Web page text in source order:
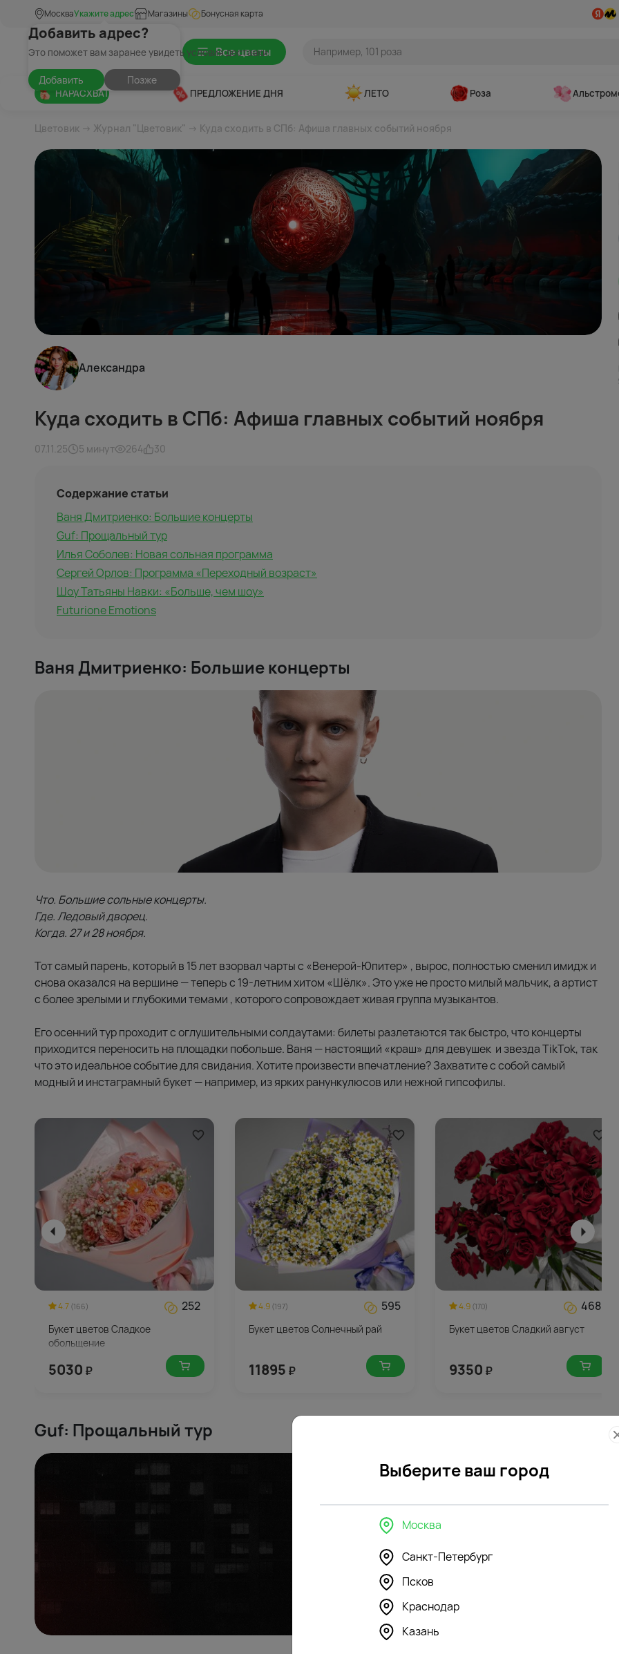
МоскваУкажите адрес
Добавить адрес?
Это поможет вам заранее увидеть условия доставки
Добавить Позже
Магазины Бонусная карта
Все цветы
НАРАСХВАТ ПРЕДЛОЖЕНИЕ ДНЯ ЛЕТО Роза
Цветовик → Журнал "Цветовик" → Куда сходить в СПб: Афиша главных событий ноября
Александра
Куда сходить в СПб: Афиша главных событий ноября
07.11.25 5 минут 264 30
Содержание статьи
Ваня Дмитриенко: Большие концерты
Guf: Прощальный тур
Илья Соболев: Новая сольная программа
Сергей Орлов: Программа «Переходный возраст»
Шоу Татьяны Навки: «Больше, чем шоу»
Futurione Emotions
Ваня Дмитриенко: Большие концерты
Что. Большие сольные концерты.
Где. Ледовый дворец.
Когда. 27 и 28 ноября.
Тот самый парень, который в 15 лет взорвал чарты с «Венерой-Юпитер» , вырос, полностью сменил имидж и
снова оказался на вершине — теперь с 19-летним хитом «Шёлк». Это уже не просто милый мальчик, а артист
с более зрелыми и глубокими темами , которого сопровождает живая группа музыкантов.
Его осенний тур проходит с оглушительными солдаутами: билеты разлетаются так быстро, что концерты
приходится переносить на площадки побольше. Ваня — настоящий «краш» для девушек и звезда TikTok, так
что это идеальное событие для свидания. Хотите произвести впечатление? Захватите с собой самый
модный и инстаграмный букет — например, из ярких ранункулюсов или нежной гипсофилы.
4.7 (166) 252
Букет цветов Сладкое
обольщение
5030 ₽
4.9 (197) 595
Букет цветов Солнечный рай
11895 ₽
4.9 (170) 468
Букет цветов Сладкий август
9350 ₽
Guf: Прощальный тур
Выберите ваш город
Москва
Санкт-Петербург
Псков
Краснодар
Казань